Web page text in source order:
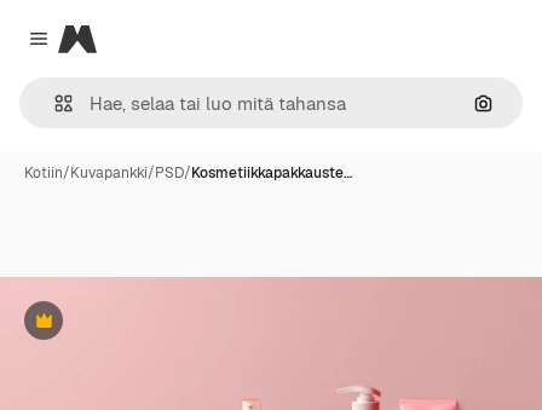
Close menu
Magnific
Hae
Kotiin/Kuvapankki/PSD/Kosmetiikkapakkauste…
Premium